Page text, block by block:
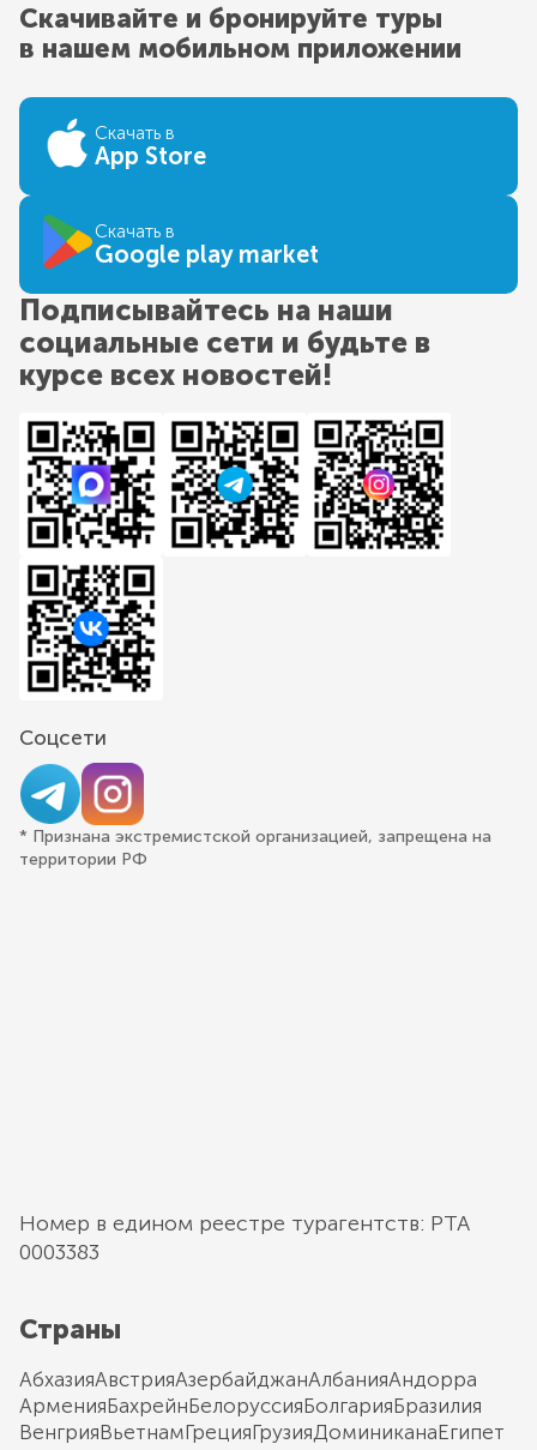
Скачивайте и бронируйте туры
в нашем мобильном приложении
Скачать в
App Store
Скачать в
Google play market
Подписывайтесь на наши
социальные сети и будьте в
курсе всех новостей!
Соцсети
* Признана экстремистской организацией, запрещена на
территории РФ
Номер в едином реестре турагентств: РТА
0003383
Страны
АбхазияАвстрияАзербайджанАлбанияАндорра
АрменияБахрейнБелоруссияБолгарияБразилия
ВенгрияВьетнамГрецияГрузияДоминиканаЕгипет